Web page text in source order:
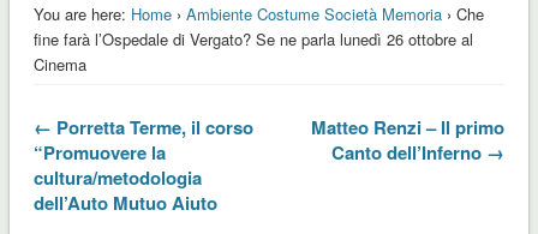
You are here: Home› Ambiente Costume Società Memoria› Che
fine farà l’Ospedale di Vergato? Se ne parla lunedì 26 ottobre al
Cinema
← Porretta Terme, il corso
“Promuovere la
cultura/metodologia
dell’Auto Mutuo Aiuto
Matteo Renzi – Il primo
Canto dell’Inferno →